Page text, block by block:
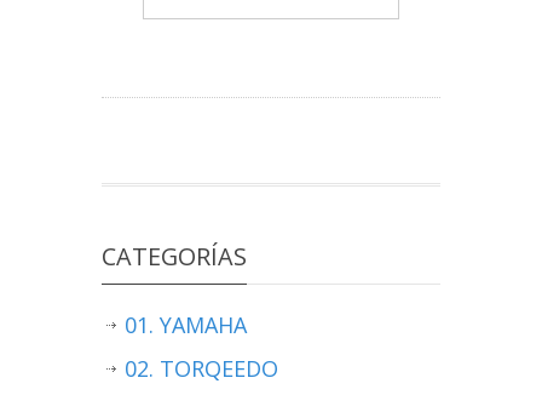
CATEGORÍAS
01. YAMAHA
02. TORQEEDO